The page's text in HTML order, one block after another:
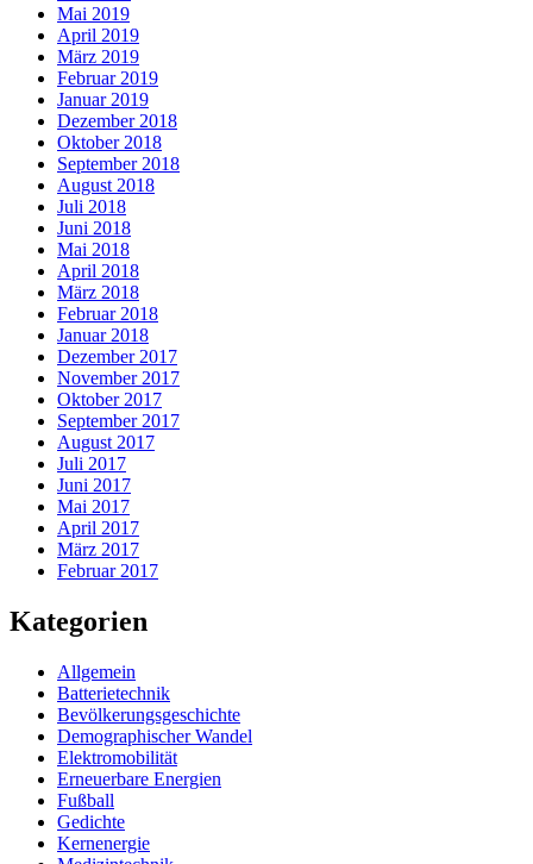
Mai 2019
April 2019
März 2019
Februar 2019
Januar 2019
Dezember 2018
Oktober 2018
September 2018
August 2018
Juli 2018
Juni 2018
Mai 2018
April 2018
März 2018
Februar 2018
Januar 2018
Dezember 2017
November 2017
Oktober 2017
September 2017
August 2017
Juli 2017
Juni 2017
Mai 2017
April 2017
März 2017
Februar 2017
Kategorien
Allgemein
Batterietechnik
Bevölkerungsgeschichte
Demographischer Wandel
Elektromobilität
Erneuerbare Energien
Fußball
Gedichte
Kernenergie